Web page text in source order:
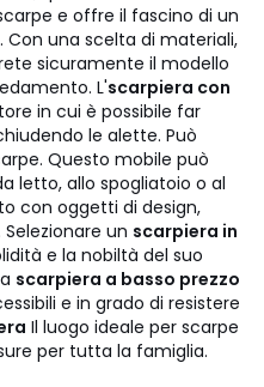
e offre il fascino di un
una scelta di materiali,
sicuramente il modello
L'scarpiera con
in cui è possibile far
le alette. Può
Questo mobile può
letto, allo spogliatoio o al
con oggetti di design,
un scarpiera in
e la nobiltà del suo
scarpiera a basso prezzo
e in grado di resistere
Il luogo ideale per scarpe
per tutta la famiglia.